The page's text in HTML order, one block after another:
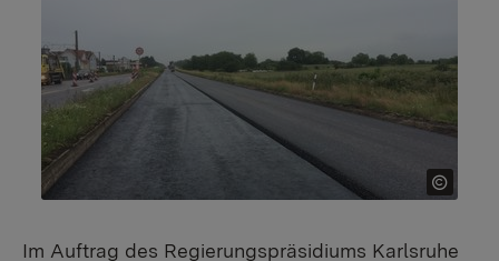
Im Auftrag des Regierungspräsidiums Karlsruhe